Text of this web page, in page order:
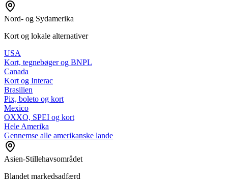
Nord- og Sydamerika
Kort og lokale alternativer
USA
Kort, tegnebøger og BNPL
Canada
Kort og Interac
Brasilien
Pix, boleto og kort
Mexico
OXXO, SPEI og kort
Hele Amerika
Gennemse alle amerikanske lande
Asien-Stillehavsområdet
Blandet markedsadfærd